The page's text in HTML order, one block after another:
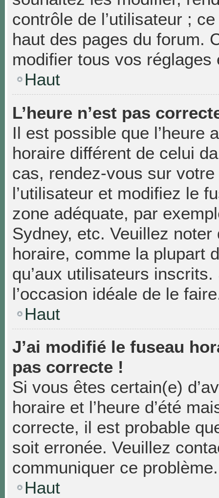
contrôle de l’utilisateur ;
haut des pages du forum.
modifier tous vos
Haut
L’heure n’est pas
Il est possible que l’heure
horaire différent de celui
cas, rendez-vous sur
l’utilisateur et modifiez le
zone adéquate, par
Sydney, etc. Veuillez
horaire, comme la plupart
qu’aux utilisateurs
l’occasion idéale de le
Haut
J’ai modifié le fuseau
pas correcte !
Si vous êtes certain(e)
horaire et l’heure d’été
correcte, il est probable
soit erronée. Veuillez
communiquer ce problème.
Haut